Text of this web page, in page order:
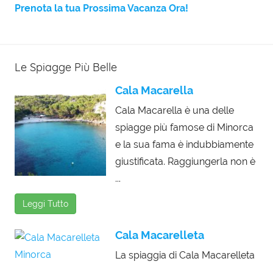
Prenota la tua Prossima Vacanza Ora!
Le Spiagge Più Belle
Cala Macarella
Cala Macarella è una delle
spiagge più famose di Minorca
e la sua fama è indubbiamente
giustificata. Raggiungerla non è
...
Leggi Tutto
Cala Macarelleta
La spiaggia di Cala Macarelleta